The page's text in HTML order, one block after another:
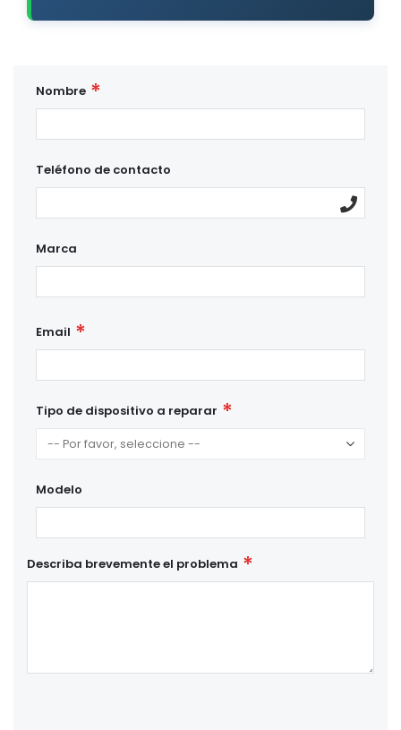
Nombre
Teléfono de contacto
Marca
Email
Tipo de dispositivo a reparar
Modelo
Describa brevemente el problema